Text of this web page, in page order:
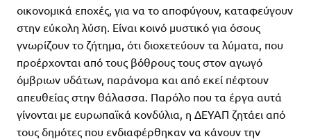
οικονομικά εποχές, για να το αποφύγουν, καταφεύγουν
στην εύκολη λύση. Είναι κοινό μυστικό για όσους
γνωρίζουν το ζήτημα, ότι διοχετεύουν τα λύματα, που
προέρχονται από τους βόθρους τους στον αγωγό
όμβριων υδάτων, παράνομα και από εκεί πέφτουν
απευθείας στην θάλασσα. Παρόλο που τα έργα αυτά
γίνονται με ευρωπαϊκά κονδύλια, η ΔΕΥΑΠ ζητάει από
τους δημότες που ενδιαφέρθηκαν να κάνουν την